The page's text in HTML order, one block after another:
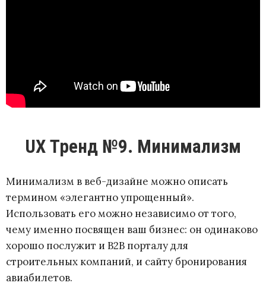
UX Тренд №9. Минимализм
Минимализм в веб-дизайне можно описать
термином «элегантно упрощенный».
Использовать его можно независимо от того,
чему именно посвящен ваш бизнес: он одинаково
хорошо послужит и B2B порталу для
строительных компаний, и сайту бронирования
авиабилетов.